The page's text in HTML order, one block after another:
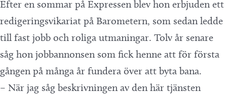
Efter en sommar på Expressen blev hon erbjuden ett
redigeringsvikariat på Barometern, som sedan ledde
till fast jobb och roliga utmaningar. Tolv år senare
såg hon jobbannonsen som fick henne att för första
gången på många år fundera över att byta bana.
– När jag såg beskrivningen av den här tjänsten